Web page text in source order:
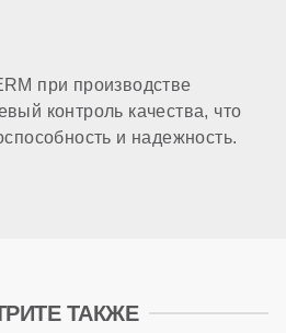
при производстве
контроль качества, что
и надежность.
ТАКЖЕ